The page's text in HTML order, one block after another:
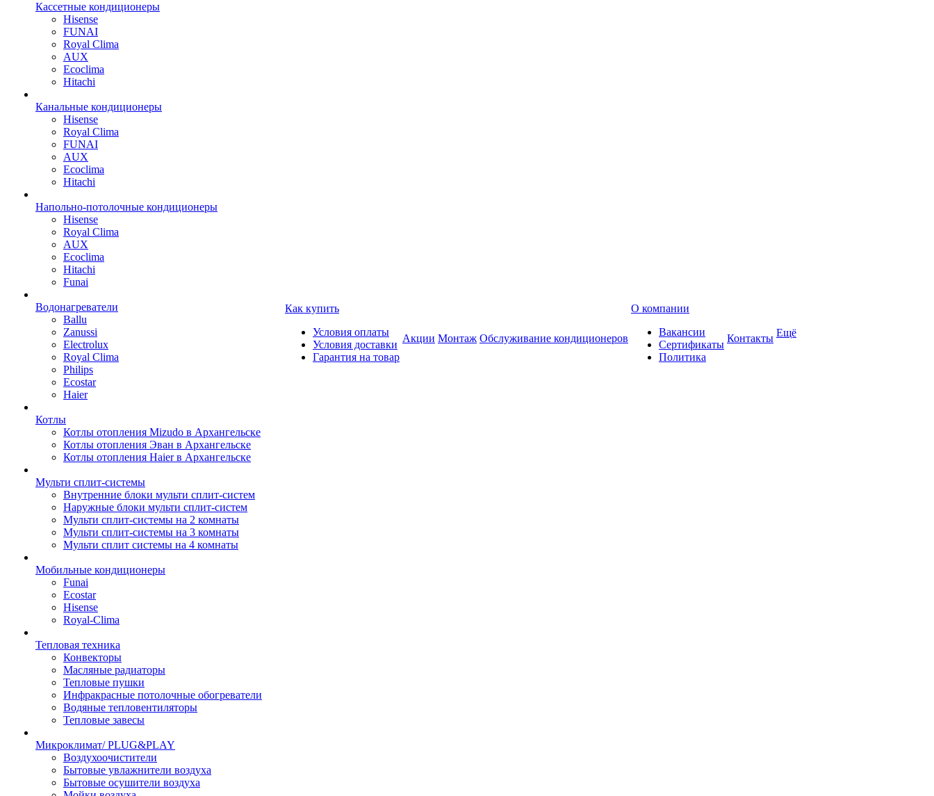
Кассетные кондиционеры
Hisense
FUNAI
Royal Clima
AUX
Ecoclima
Hitachi
Канальные кондиционеры
Hisense
Royal Clima
FUNAI
AUX
Ecoclima
Hitachi
Напольно-потолочные кондиционеры
Hisense
Royal Clima
AUX
Ecoclima
Hitachi
Funai
Водонагреватели
Ballu
Zanussi
Electrolux
Royal Clima
Philips
Ecostar
Haier
Котлы
Котлы отопления Mizudo в Архангельске
Котлы отопления Эван в Архангельске
Котлы отопления Haier в Архангельске
Мульти сплит-системы
Внутренние блоки мульти сплит-систем
Наружные блоки мульти сплит-систем
Мульти сплит-системы на 2 комнаты
Мульти сплит-системы на 3 комнаты
Мульти сплит системы на 4 комнаты
Мобильные кондиционеры
Funai
Ecostar
Hisense
Royal-Clima
Тепловая техника
Конвекторы
Масляные радиаторы
Тепловые пушки
Инфракрасные потолочные обогреватели
Водяные тепловентиляторы
Тепловые завесы
Микроклимат/ PLUG&PLAY
Воздухоочистители
Бытовые увлажнители воздуха
Бытовые осушители воздуха
Как купить
Условия оплаты
Условия доставки
Гарантия на товар
Акции Монтаж Обслуживание кондиционеров
О компании
Вакансии
Сертификаты
Политика
Контакты Ещё